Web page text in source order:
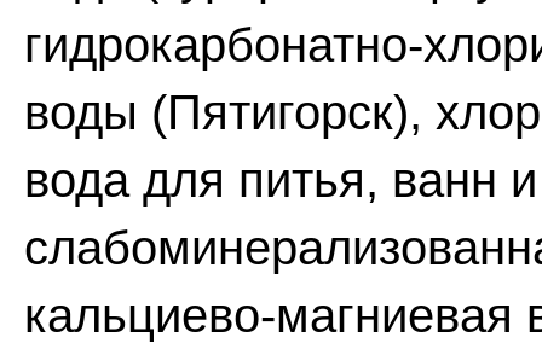
гидрокарбонатно-
воды (Пятигорск),
вода для питья, ванн
кальциево-